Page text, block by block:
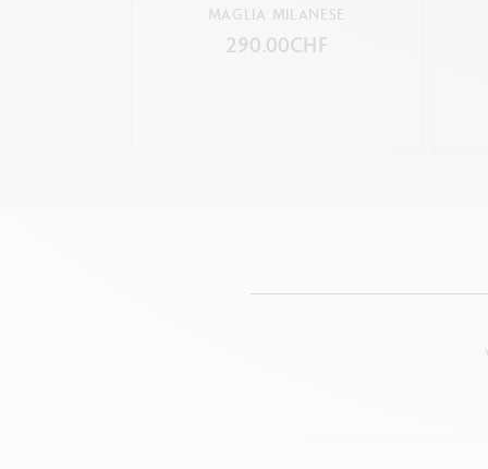
MAGLIA MILANESE
290.00CHF